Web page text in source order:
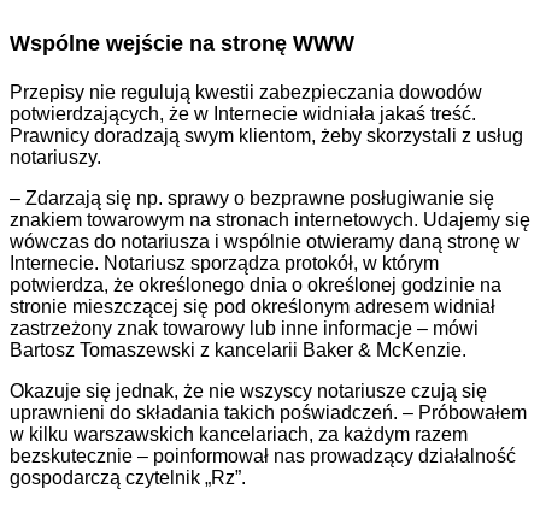
Wspólne wejście na stronę WWW
Przepisy nie regulują kwestii zabezpieczania dowodów
potwierdzających, że w Internecie widniała jakaś treść.
Prawnicy doradzają swym klientom, żeby skorzystali z usług
notariuszy.
– Zdarzają się np. sprawy o bezprawne posługiwanie się
znakiem towarowym na stronach internetowych. Udajemy się
wówczas do notariusza i wspólnie otwieramy daną stronę w
Internecie. Notariusz sporządza protokół, w którym
potwierdza, że określonego dnia o określonej godzinie na
stronie mieszczącej się pod określonym adresem widniał
zastrzeżony znak towarowy lub inne informacje – mówi
Bartosz Tomaszewski z kancelarii Baker & McKenzie.
Okazuje się jednak, że nie wszyscy notariusze czują się
uprawnieni do składania takich poświadczeń. – Próbowałem
w kilku warszawskich kancelariach, za każdym razem
bezskutecznie – poinformował nas prowadzący działalność
gospodarczą czytelnik „Rz”.